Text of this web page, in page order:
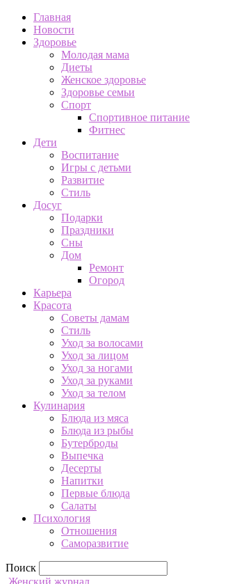
Главная
Новости
Здоровье
Молодая мама
Диеты
Женское здоровье
Здоровье семьи
Спорт
Спортивное питание
Фитнес
Дети
Воспитание
Игры с детьми
Развитие
Стиль
Досуг
Подарки
Праздники
Сны
Дом
Ремонт
Огород
Карьера
Красота
Советы дамам
Стиль
Уход за волосами
Уход за лицом
Уход за ногами
Уход за руками
Уход за телом
Кулинария
Блюда из мяса
Блюда из рыбы
Бутерброды
Выпечка
Десерты
Напитки
Первые блюда
Салаты
Психология
Отношения
Саморазвитие
Поиск
Женский журнал